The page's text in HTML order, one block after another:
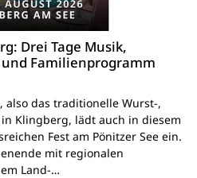
Drei Tage Musik,
Familienprogramm
also das traditionelle Wurst-,
Klingberg, lädt auch in diesem
Fest am Pönitzer See ein.
mit regionalen
Land-…